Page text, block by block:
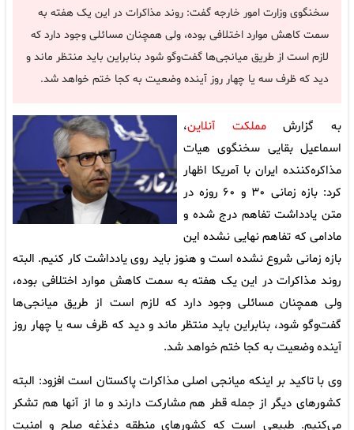
سخنگوی وزارت امور خارجه گفت: روند مذاکرات در این یک هفته به
سمت کاهش موارد اختلافی بوده، ولی همچنان مسائلی وجود دارد که
لازم است از طریق میانجی‌ها گفت‌وگو شود بنابراین باید منتظر ماند و
دید که ظرف سه یا چهار روز آینده وضعیت به کجا ختم خواهد شد.
به گزارشمملکت آنلاین،
اسماعیل بقایی سخنگوی هیات
مذاکره‌کننده ایران با آمریکا اظهار
کرد: بازه زمانی ۳۰ و ۶۰ روزه در
متن یادداشت تفاهم درج شده و
مادامی که تفاهم نهایی نشده این
بازه زمانی شروع نشده است و هنوز باید روی یادداشت کار کنیم. البته
روند مذاکرات در این یک هفته به سمت کاهش موارد اختلافی بوده،
ولی همچنان مسائلی وجود دارد که لازم است از طریق میانجی‌ها
گفت‌وگو شود، بنابراین باید منتظر ماند و دید که ظرف سه یا چهار روز
آینده وضعیت به کجا ختم خواهد شد.
وی با تاکید بر اینکه میانجی اصلی مذاکرات پاکستان است افزود: البته
کشورهای دیگر از جمله قطر هم مشارکت دارند و ما از آنها هم تشکر
می‌کنیم. طبیعی است که کشورهای منطقه دغذغه صلح و امنیت